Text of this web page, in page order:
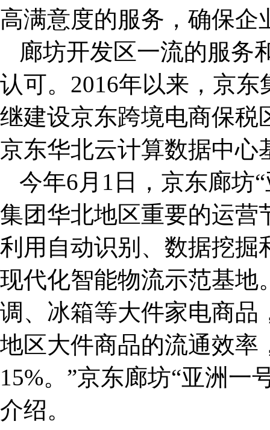
高满意度的服务，确保企
廊坊开发区一流的服务
认可。2016年以来，京
继建设京东跨境电商保税
京东华北云计算数据中心
今年6月1日，京东廊坊
集团华北地区重要的运营
利用自动识别、数据挖掘
现代化智能物流示范基地
调、冰箱等大件家电商品
地区大件商品的流通效率
15%。”京东廊坊“亚洲一
介绍。